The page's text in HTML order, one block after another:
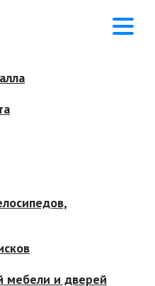
мебели и дверей